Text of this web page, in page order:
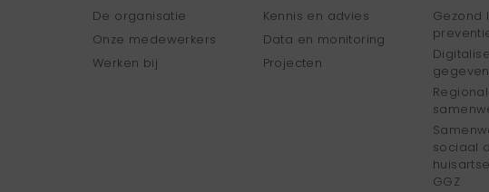
De organisatie
Onze medewerkers
Werken bij
Kennis en advies
Data en monitoring
Projecten
Gezond
sociaal
GGZ